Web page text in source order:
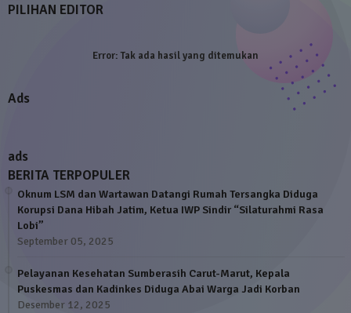
PILIHAN EDITOR
Error:Tak ada hasil yang ditemukan
Ads
ads
BERITA TERPOPULER
Oknum LSM dan Wartawan Datangi Rumah Tersangka Diduga
Korupsi Dana Hibah Jatim, Ketua IWP Sindir “Silaturahmi Rasa
Lobi”
September 05, 2025
Pelayanan Kesehatan Sumberasih Carut-Marut, Kepala
Puskesmas dan Kadinkes Diduga Abai Warga Jadi Korban
Desember 12, 2025